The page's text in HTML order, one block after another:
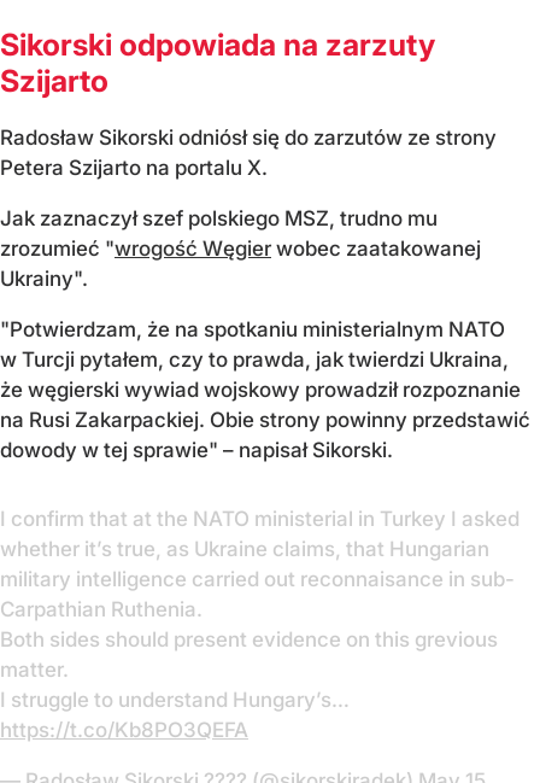
Sikorski odpowiada na zarzuty
Szijarto
Radosław Sikorski odniósł się do zarzutów ze strony
Petera Szijarto na portalu X.
Jak zaznaczył szef polskiego MSZ, trudno mu
zrozumieć "wrogość Węgier wobec zaatakowanej
Ukrainy".
"Potwierdzam, że na spotkaniu ministerialnym NATO
w Turcji pytałem, czy to prawda, jak twierdzi Ukraina,
że węgierski wywiad wojskowy prowadził rozpoznanie
na Rusi Zakarpackiej. Obie strony powinny przedstawić
dowody w tej sprawie" – napisał Sikorski.
I confirm that at the NATO ministerial in Turkey I asked
whether it’s true, as Ukraine claims, that Hungarian
military intelligence carried out reconnaisance in sub-
Carpathian Ruthenia.
Both sides should present evidence on this grevious
matter.
I struggle to understand Hungary’s…
https://t.co/Kb8PO3QEFA